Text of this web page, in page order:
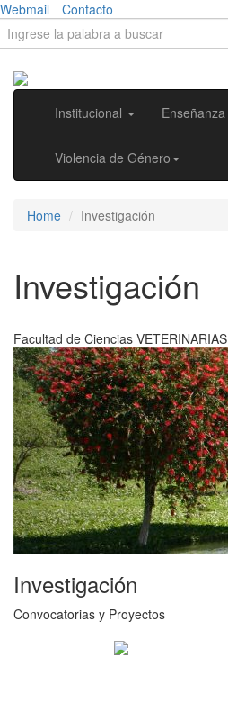
Skip to main content
Webmail Contacto
form
Institucional Enseñanza
Violencia de Género
Home Investigación
Investigación
Facultad de Ciencias VETERINARIAS
Previous
Investigación
Convocatorias y Proyectos